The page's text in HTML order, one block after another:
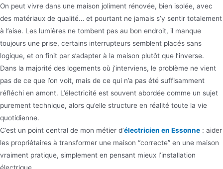
On peut vivre dans une maison joliment rénovée, bien isolée, avec
des matériaux de qualité… et pourtant ne jamais s’y sentir totalement
à l’aise. Les lumières ne tombent pas au bon endroit, il manque
toujours une prise, certains interrupteurs semblent placés sans
logique, et on finit par s’adapter à la maison plutôt que l’inverse.
Dans la majorité des logements où j’interviens, le problème ne vient
pas de ce que l’on voit, mais de ce qui n’a pas été suffisamment
réfléchi en amont. L’électricité est souvent abordée comme un sujet
purement technique, alors qu’elle structure en réalité toute la vie
quotidienne.
C’est un point central de mon métier d’électricien en Essonne : aider
les propriétaires à transformer une maison “correcte” en une maison
vraiment pratique, simplement en pensant mieux l’installation